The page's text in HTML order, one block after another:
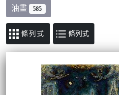
油畫 585
條列式